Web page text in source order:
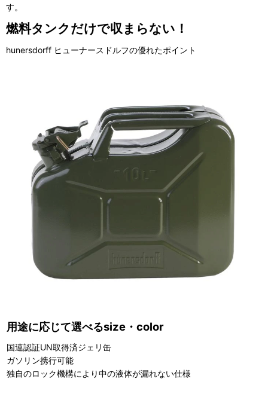
す。
燃料タンクだけで収まらない！
hunersdorff ヒューナースドルフの優れたポイント
用途に応じて選べるsize・color
国連認証UN取得済ジェリ缶
ガソリン携行可能
独自のロック機構により中の液体が漏れない仕様